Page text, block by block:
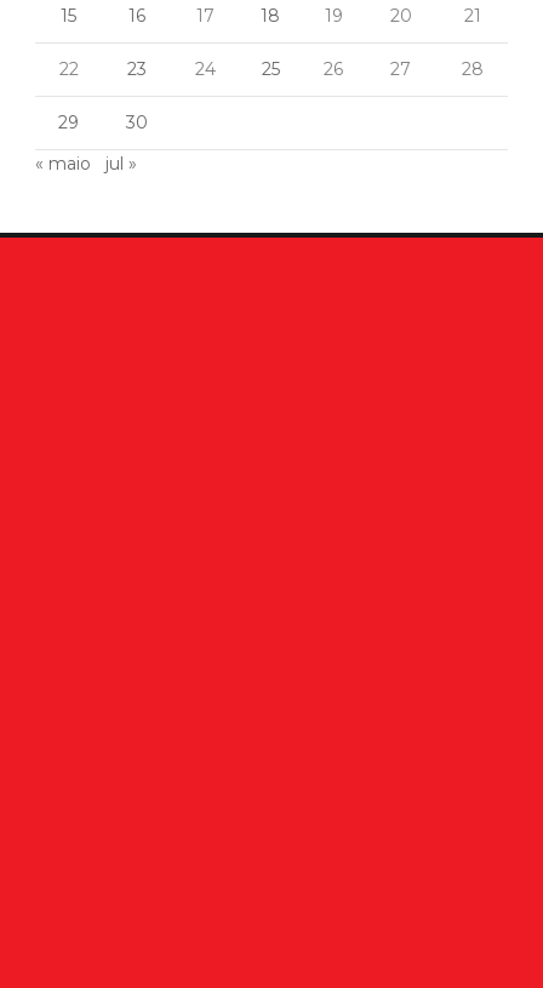
15 16 17 18 19 20 21
22 23 24 25 26 27 28
29
30
« maio
jul »